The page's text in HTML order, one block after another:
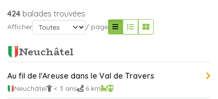
424 balades trouvées
Afficher / page
Neuchâtel
Au fil de l'Areuse dans le Val de Travers
Neuchâtel < 3 ans 6 km